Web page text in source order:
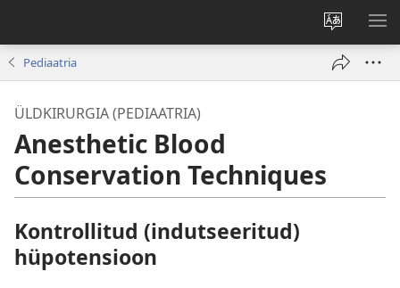
Muuda
veebisaidi
keelt
Pediaatria
ÜLDKIRURGIA (PEDIAATRIA)
Anesthetic Blood
Conservation Techniques
Kontrollitud (indutseeritud)
hüpotensioon